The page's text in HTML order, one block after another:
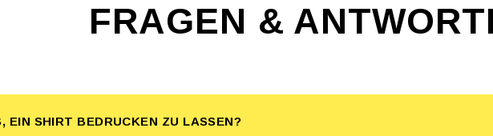
FRAGEN &
EIN SHIRT BEDRUCKEN ZU LASSEN?